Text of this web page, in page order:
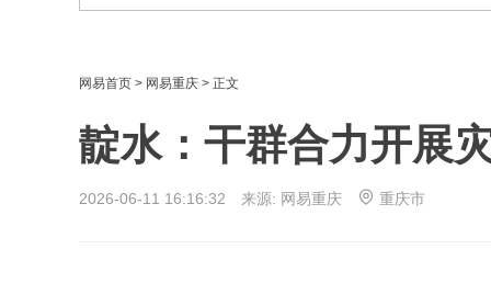
网易首页 > 网易重庆 > 正文
靛水：干群合力开展
2026-06-11 16:16:32 来源: 网易重庆 重庆市